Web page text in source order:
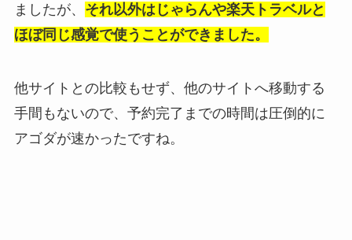
ましたが、 それ以外はじゃらんや楽天トラベルと
ほぼ同じ感覚で使うことができました。
他サイトとの比較もせず、他のサイトへ移動する
手間もないので、予約完了までの時間は圧倒的に
アゴダが速かったですね。